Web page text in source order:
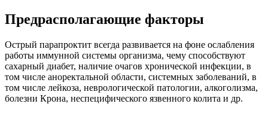
Предрасполагающие факторы
Острый парапроктит всегда развивается на фоне ослабления
работы иммунной системы организма, чему способствуют
сахарный диабет, наличие очагов хронической инфекции, в
том числе аноректальной области, системных заболеваний, в
том числе лейкоза, неврологической патологии, алкоголизма,
болезни Крона, неспецифического язвенного колита и др.